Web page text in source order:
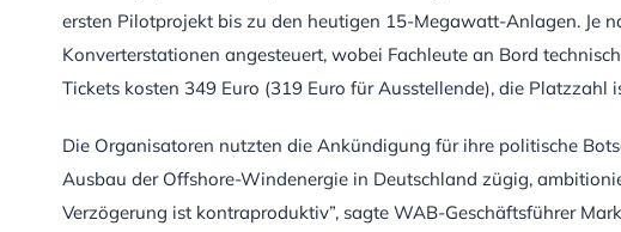
ersten Pilotprojekt bis zu den heutigen 15-Megawatt-Anlagen. Je
Konverterstationen angesteuert, wobei Fachleute an Bord
Tickets kosten 349 Euro (319 Euro für Ausstellende), die Platzzahl
Die Organisatoren nutzten die Ankündigung für ihre politische
Ausbau der Offshore-Windenergie in Deutschland zügig,
Verzögerung ist kontraproduktiv”, sagte WAB-Geschäftsführer